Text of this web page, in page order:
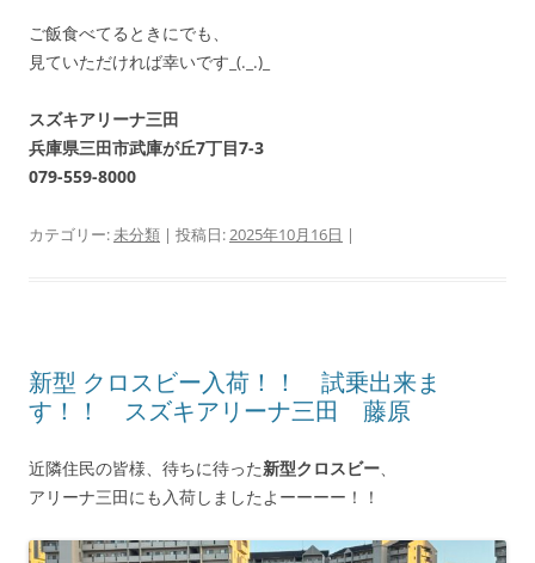
ご飯食べてるときにでも、
見ていただければ幸いです_(._.)_
スズキアリーナ三田
兵庫県三田市武庫が丘7丁目7-3
079-559-8000
カテゴリー:未分類 | 投稿日:2025年10月16日 |
新型 クロスビー入荷！！ 試乗出来ま
す！！ スズキアリーナ三田 藤原
近隣住民の皆様、待ちに待った新型クロスビー、
アリーナ三田にも入荷しましたよーーーー！！